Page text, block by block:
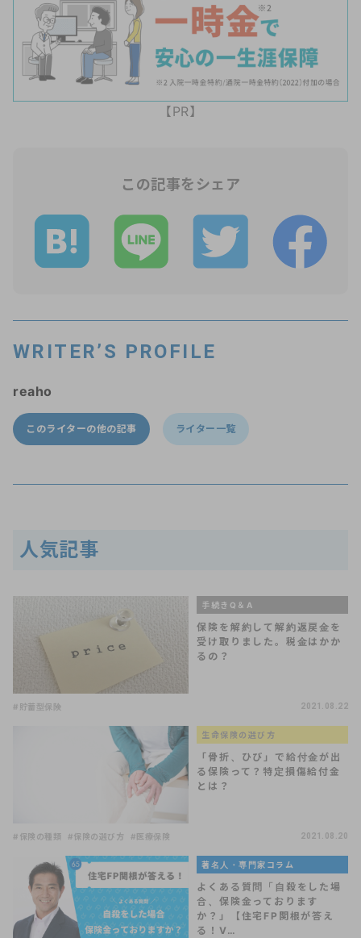
【PR】
この記事をシェア
WRITER’S PROFILE
reaho
このライターの他の記事 ライター一覧
人気記事
手続きQ＆A
保険を解約して解約返戻金を
受け取りました。税金はかか
るの？
#貯蓄型保険 2021.08.22
生命保険の選び方
「骨折、ひび」で給付金が出
る保険って？特定損傷給付金
とは？
#保険の種類 #保険の選び方 #医療保険 2021.08.20
著名人・専門家コラム
よくある質問「自殺をした場
合、保険金っております
か？」【住宅FP関根が答え
る！V…